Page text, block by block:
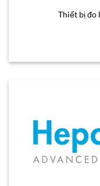
Thiết bị đo